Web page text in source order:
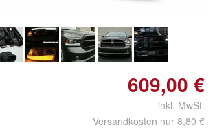
609,00 €
inkl. MwSt.
Versandkosten nur 8,80 €